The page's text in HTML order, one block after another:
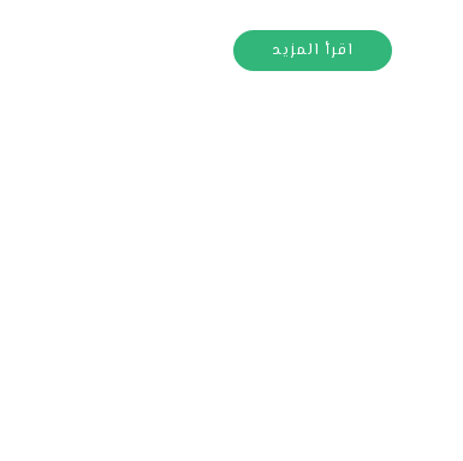
اقرأ المزيد